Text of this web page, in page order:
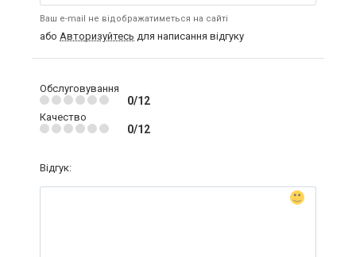
Ваш e-mail не відображатиметься на сайті
або Авторизуйтесь для написання відгуку
Обслуговування
0/12
Качество
0/12
Відгук: